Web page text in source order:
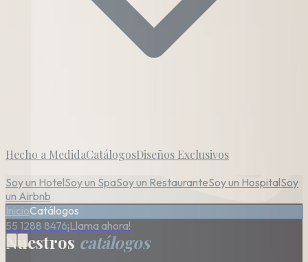
55 1288 8476¡Llama ahora!
Hecho a MedidaCatálogosDiseños Exclusivos
Soy un HotelSoy un SpaSoy un RestauranteSoy un HospitalSoy
un Airbnb
InicioCatálogos
Nuestros catálogos